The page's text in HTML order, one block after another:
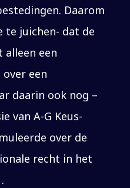
Daarom
te juichen- dat de
alleen een
een
daarin ook nog –
van A-G Keus-
over de
recht in het